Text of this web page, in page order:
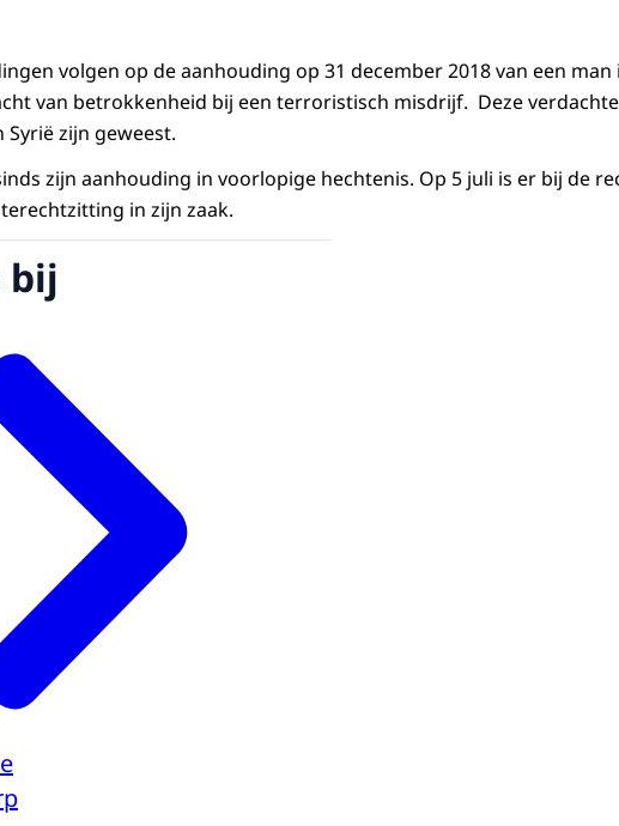
volgen op de aanhouding op 31 december 2018 van een
van betrokkenheid bij een terroristisch misdrijf. Deze
Syrië zijn geweest.
zijn aanhouding in voorlopige hechtenis. Op 5 juli is er bij de
in zijn zaak.
bij